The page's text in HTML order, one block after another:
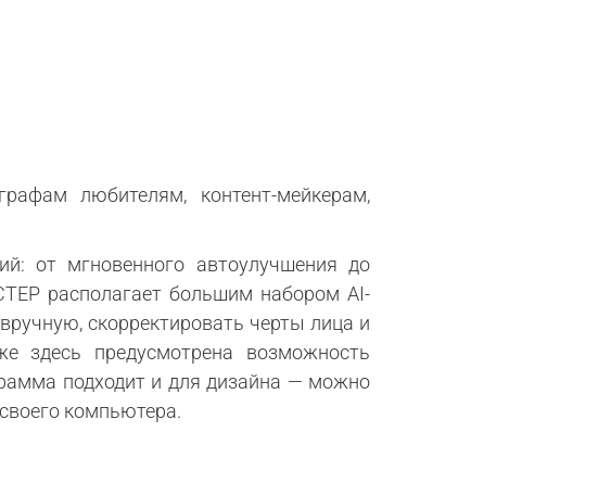
любителям, контент-мейкерам,
от мгновенного автоулучшения до
располагает большим набором AI-
скорректировать черты лица и
здесь предусмотрена возможность
подходит и для дизайна — можно
компьютера.